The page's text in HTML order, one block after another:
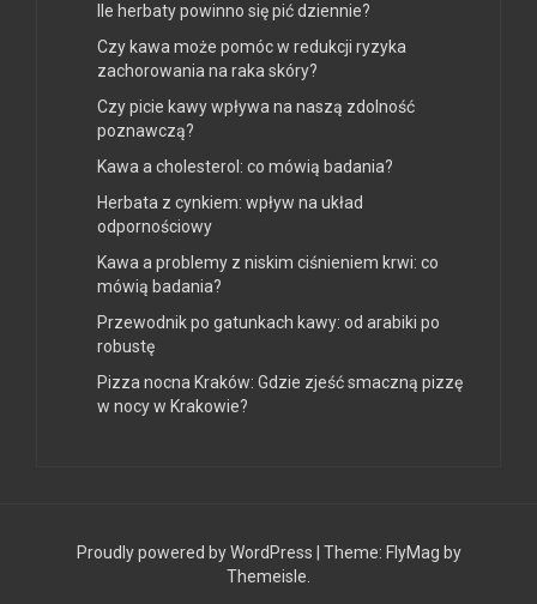
Ile herbaty powinno się pić dziennie?
Czy kawa może pomóc w redukcji ryzyka
zachorowania na raka skóry?
Czy picie kawy wpływa na naszą zdolność
poznawczą?
Kawa a cholesterol: co mówią badania?
Herbata z cynkiem: wpływ na układ
odpornościowy
Kawa a problemy z niskim ciśnieniem krwi: co
mówią badania?
Przewodnik po gatunkach kawy: od arabiki po
robustę
Pizza nocna Kraków: Gdzie zjeść smaczną pizzę
w nocy w Krakowie?
Proudly powered by WordPress Theme: FlyMag by
Themeisle.